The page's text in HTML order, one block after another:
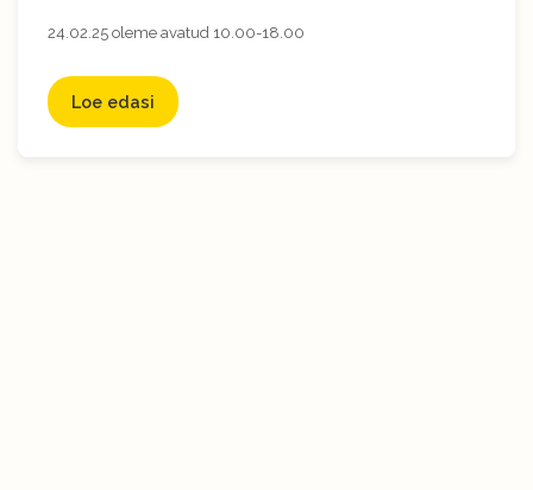
24.02.25 oleme avatud 10.00-18.00
Loe edasi